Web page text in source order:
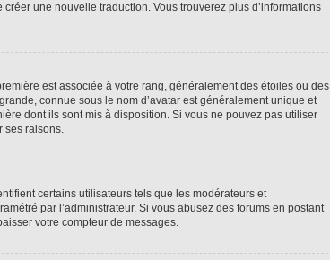
une nouvelle traduction. Vous trouverez plus d’informations
est associée à votre rang, généralement des étoiles ou des
connue sous le nom d’avatar est généralement unique et
dont ils sont mis à disposition. Si vous ne pouvez pas utiliser
ses raisons.
certains utilisateurs tels que les modérateurs et
par l’administrateur. Si vous abusez des forums en postant
votre compteur de messages.